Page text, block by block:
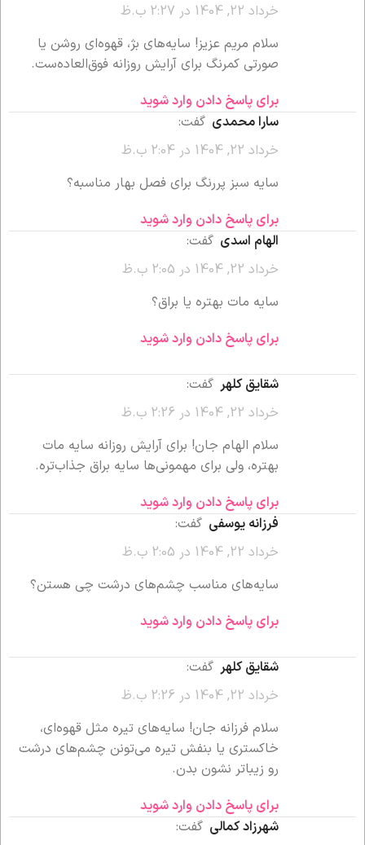
خرداد 22, 1404 در 2:27 ب.ظ
سلام مریم عزیز! سایه‌های بژ، قهوه‌ای روشن یا
صورتی کمرنگ برای آرایش روزانه فوق‌العاده‌ست.
برای پاسخ دادن وارد شوید
سارا محمدی گفت:
خرداد 22, 1404 در 2:04 ب.ظ
سایه سبز پررنگ برای فصل بهار مناسبه؟
برای پاسخ دادن وارد شوید
الهام اسدی گفت:
خرداد 22, 1404 در 2:05 ب.ظ
سایه مات بهتره یا براق؟
برای پاسخ دادن وارد شوید
شقایق کلهر گفت:
خرداد 22, 1404 در 2:26 ب.ظ
سلام الهام جان! برای آرایش روزانه سایه مات
بهتره، ولی برای مهمونی‌ها سایه براق جذاب‌تره.
برای پاسخ دادن وارد شوید
فرزانه یوسفی گفت:
خرداد 22, 1404 در 2:05 ب.ظ
سایه‌های مناسب چشم‌های درشت چی هستن؟
برای پاسخ دادن وارد شوید
شقایق کلهر گفت:
خرداد 22, 1404 در 2:26 ب.ظ
سلام فرزانه جان! سایه‌های تیره مثل قهوه‌ای،
خاکستری یا بنفش تیره می‌تونن چشم‌های درشت
رو زیباتر نشون بدن.
برای پاسخ دادن وارد شوید
شهرزاد کمالی گفت: